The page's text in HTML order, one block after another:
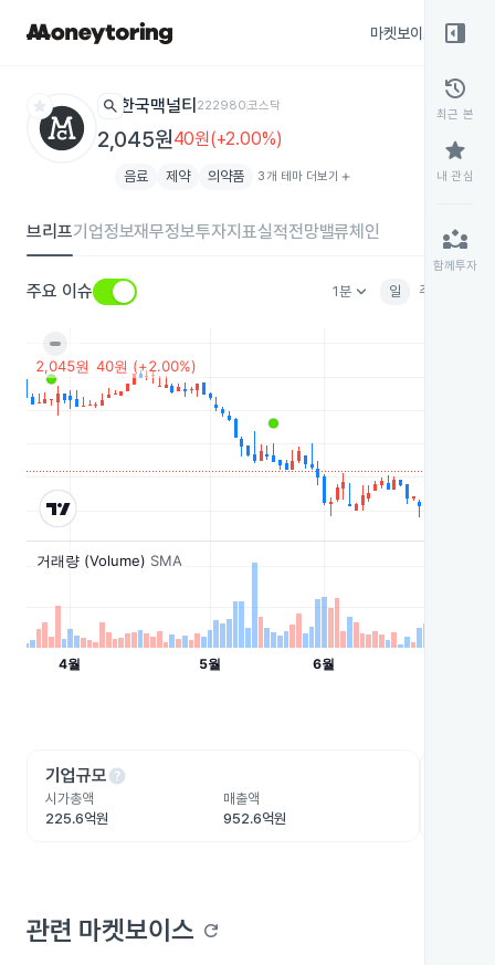
마켓보이스
star search 한국맥널티 222980코스닥
2,045원40원(+2.00%)
음료 제약 의약품 3개 테마 더보기 add
브리프기업정보재무정보투자지표실적전망밸류체인
주요 이슈 1분keyboard_arrow_down 일 주
기업규모help
시가총액
225.6억원
매출액
952.6억원
관련 마켓보이스 refresh
right_panel_open
history
최근 본
star
내 관심
partner_exchange
함께투자